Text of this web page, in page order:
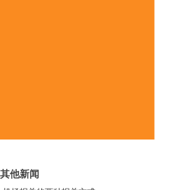
其他新闻